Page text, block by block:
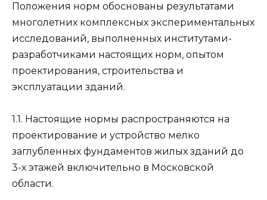
Положения норм обоснованы результатами
многолетних комплексных экспериментальных
исследований, выполненных институтами-
разработчиками настоящих норм, опытом
проектирования, строительства и
эксплуатации зданий.
1.1. Настоящие нормы распространяются на
проектирование и устройство мелко
заглубленных фундаментов жилых зданий до
3-х этажей включительно в Московской
области.